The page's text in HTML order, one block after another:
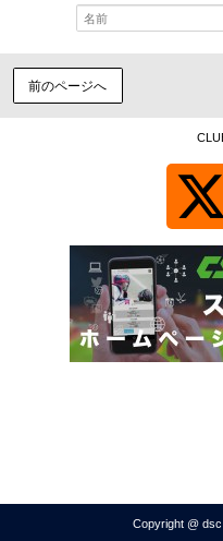
前のページへ
Copyright @